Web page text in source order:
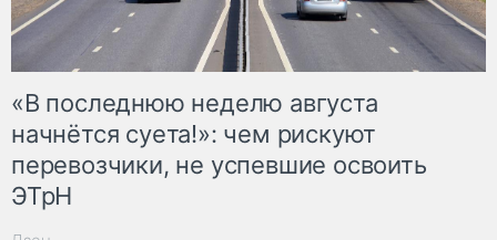
«В последнюю неделю августа
начнётся суета!»: чем рискуют
перевозчики, не успевшие освоить
ЭТрН